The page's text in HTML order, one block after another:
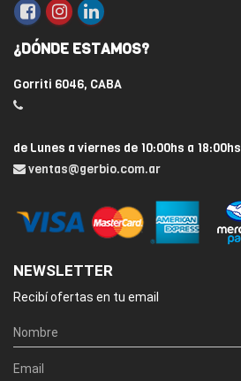
¿DÓNDE ESTAMOS?
Gorriti 6046, CABA
de Lunes a viernes de 10:00hs a 18:00hs
ventas@gerbio.com.ar
NEWSLETTER
Recibí ofertas en tu email